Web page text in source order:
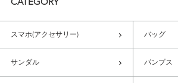
CATEGORY
スマホ(アクセサリー) バッグ
サンダル パンプス